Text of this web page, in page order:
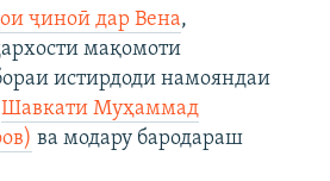
ҷиноӣ дар Вена,
мақомоти
истирдоди намояндаи
Шавкати Муҳаммад
ва модару бародараш